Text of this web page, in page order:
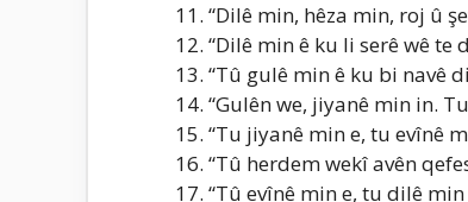
“Dilê min, hêza min, roj û
“Dilê min ê ku li serê wê te
“Tû gulê min ê ku bi navê
“Gulên we, jiyanê min in.
“Tu jiyanê min e, tu evînê
“Tû herdem wekî avên
“Tû evînê min e, tu dilê